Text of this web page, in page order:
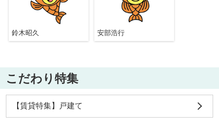
鈴木昭久 安部浩行
こだわり特集
【賃貸特集】戸建て